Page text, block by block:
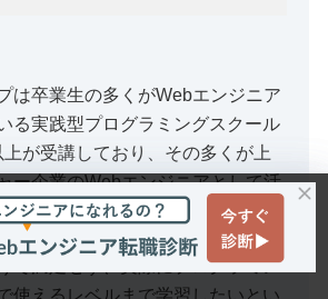
は卒業生の多くがWebエンジニア
る実践型プログラミングスクール
が受講しており、その多くが上
ー企業のWebエンジニアとして活
で満足せず、実際にプログラミン
使えるレベルまで学習したいとい